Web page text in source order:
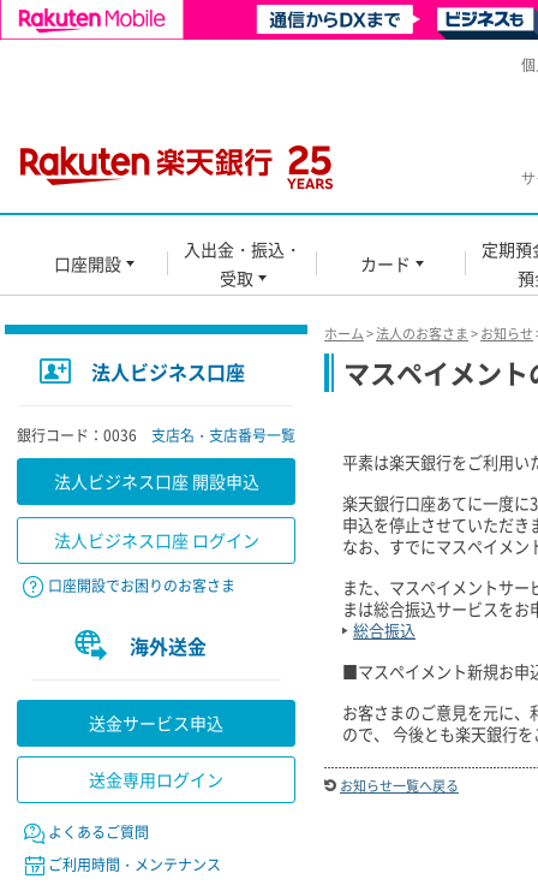
口座開設
入出金・振込・
受取
カード
定期預
ホーム>法人のお客さま>お知らせ
マスペイメン
平素は楽天銀行をご利用い
楽天銀行口座あてに一度に
申込を停止させていただき
なお、すでにマスペイメ
また、マスペイメントサ
まは総合振込サービスを
総合振込
■マスペイメント新規お申
お客さまのご意見を元に
ので、 今後とも楽天銀行
お知らせ一覧へ戻る
法人ビジネス口座
銀行コード：0036 支店名・支店番号一覧
法人ビジネス口座 開設申込
法人ビジネス口座 ログイン
口座開設でお困りのお客さま
海外送金
送金サービス申込
送金専用ログイン
よくあるご質問
ご利用時間・メンテナンス